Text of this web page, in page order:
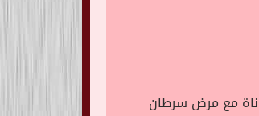
بعد معاناة مع مرض سرطان